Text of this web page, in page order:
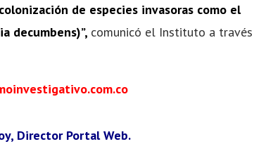
de especies invasoras como el
decumbens)”, comunicó el Instituto a través
Director Portal Web.